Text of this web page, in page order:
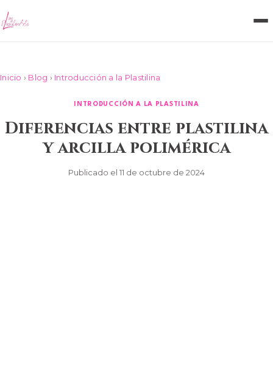
Inicio › Blog › Introducción a la Plastilina
INTRODUCCIÓN A LA PLASTILINA
Diferencias entre plastilina
y arcilla polimérica
Publicado el 11 de octubre de 2024